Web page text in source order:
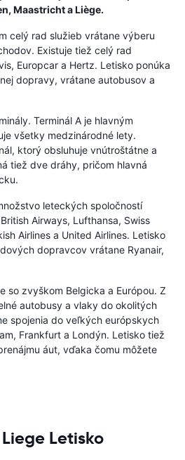
Maastricht a Liège.
celý rad služieb vrátane výberu
Existuje tiež celý rad
Europcar a Hertz. Letisko ponúka
dopravy, vrátane autobusov a
Terminál A je hlavným
všetky medzinárodné lety.
ktorý obsluhuje vnútroštátne a
tiež dve dráhy, pričom hlavná
leteckých spoločností
Airways, Lufthansa, Swiss
Airlines a United Airlines. Letisko
dopravcov vrátane Ryanair,
so zvyškom Belgicka a Európou. Z
autobusy a vlaky do okolitých
spojenia do veľkých európskych
Frankfurt a Londýn. Letisko tiež
áut, vďaka čomu môžete
Letisko